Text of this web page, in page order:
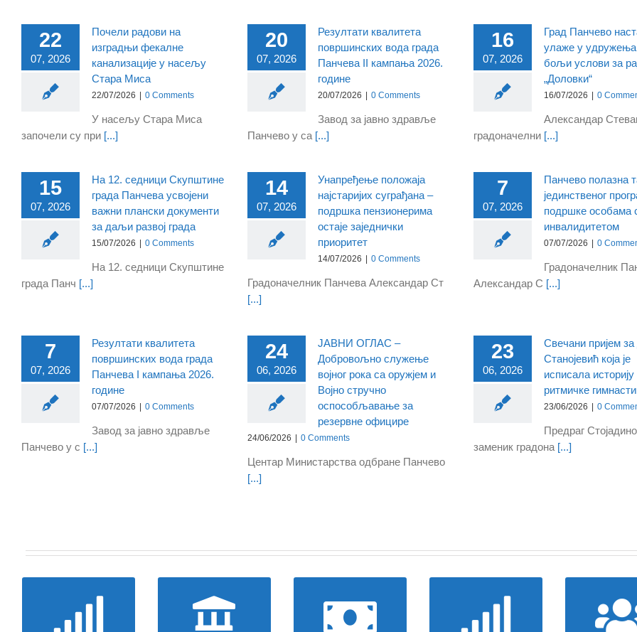
Резултати квалитета
површинских вода града
Град Панчево наставља да
даљи развој града
22
07, 2026
Почели радови на
изградњи фекалне
канализације у насељу
Стара Миса
22/07/2026 0 Comments
У насељу Стара Миса
започели су при [...]
20
07, 2026
Резултати квалитета
површинских вода града
Панчева II кампања 2026.
године
20/07/2026 0 Comments
Завод за јавно здравље
Панчево у са [...]
16
07, 2026
Град Панчево
улаже у
бољи услови за
„Доловки“
16/07/2026 0
Александар
градоначелни [...]
15
07, 2026
На 12. седници Скупштине
града Панчева усвојени
важни плански документи
за даљи развој града
15/07/2026 0 Comments
На 12. седници Скупштине
града Панч [...]
14
07, 2026
Унапређењe положаја
најстаријих суграђана –
подршка пензионерима
остаје заједнички
приоритет
14/07/2026 0 Comments
Градоначелник Панчева Александар Ст
[...]
7
07, 2026
Панчево полазна
јединственог
подршке особама
инвалидитетом
07/07/2026 0
Градоначелник
Александар С [...]
7
07, 2026
Резултати квалитета
површинских вода града
Панчева I кампања 2026.
године
07/07/2026 0 Comments
Завод за јавно здравље
Панчево у с [...]
24
06, 2026
ЈАВНИ ОГЛАС –
Добровољно служење
војног рока са оружјем и
Војно стручно
оспособљавање за
резервне официре
24/06/2026 0 Comments
Центар Министарства одбране Панчево
[...]
23
06, 2026
Свечани пријем
Станојевић која је
исписала
ритмичке
23/06/2026 0
Предраг
заменик градона [...]
Град могућности Пореска
администрација
Одлуке и
задужења
Погледајте
актуелне јавне раду